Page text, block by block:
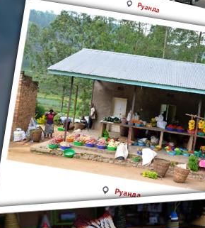
Руанда
Руанда